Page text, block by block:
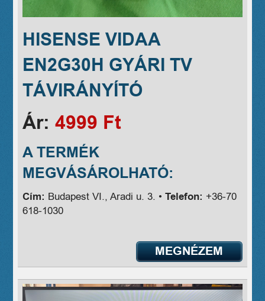
HISENSE VIDAA
EN2G30H GYÁRI TV
TÁVIRÁNYÍTÓ
Ár:4999 Ft
A TERMÉK
MEGVÁSÁROLHATÓ:
Cím: Budapest VI., Aradi u. 3. •Telefon: +36-70
618-1030
MEGNÉZEM